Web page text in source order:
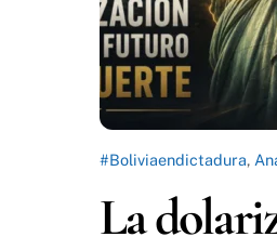
#Boliviaendictadura,
La